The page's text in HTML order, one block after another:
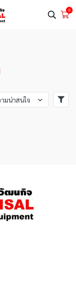
0
มน่าสนใจ